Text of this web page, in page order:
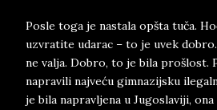
Posle toga je nastala opšta tuča.
uzvratite udarac – to je uvek
ne valja. Dobro, to je bila prošlost.
napravili najveću gimnazijsku
je bila napravljena u Jugoslaviji, ona